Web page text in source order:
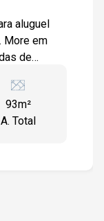
aluguel
de
que o
sala
varanda
93m²
A. Total